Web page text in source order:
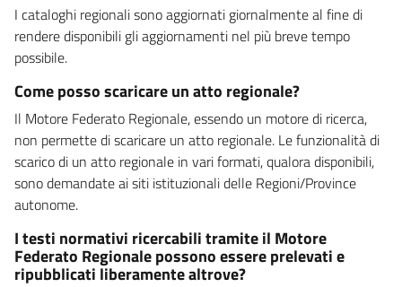
I cataloghi regionali sono aggiornati giornalmente al fine di
rendere disponibili gli aggiornamenti nel più breve tempo
possibile.
Come posso scaricare un atto regionale?
Il Motore Federato Regionale, essendo un motore di ricerca,
non permette di scaricare un atto regionale. Le funzionalità di
scarico di un atto regionale in vari formati, qualora disponibili,
sono demandate ai siti istituzionali delle Regioni/Province
autonome.
I testi normativi ricercabili tramite il Motore
Federato Regionale possono essere prelevati e
ripubblicati liberamente altrove?